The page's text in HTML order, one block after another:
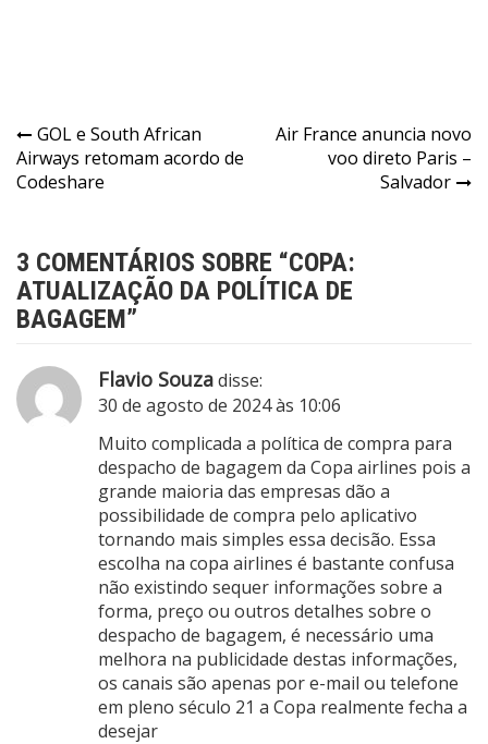
GOL e South African
Airways retomam acordo de
Codeshare
Air France anuncia novo
voo direto Paris –
Salvador
3 COMENTÁRIOS SOBRE “COPA:
ATUALIZAÇÃO DA POLÍTICA DE
BAGAGEM”
Flavio Souzadisse:
30 de agosto de 2024 às 10:06
Muito complicada a política de compra para
despacho de bagagem da Copa airlines pois a
grande maioria das empresas dão a
possibilidade de compra pelo aplicativo
tornando mais simples essa decisão. Essa
escolha na copa airlines é bastante confusa
não existindo sequer informações sobre a
forma, preço ou outros detalhes sobre o
despacho de bagagem, é necessário uma
melhora na publicidade destas informações,
os canais são apenas por e-mail ou telefone
em pleno século 21 a Copa realmente fecha a
desejar